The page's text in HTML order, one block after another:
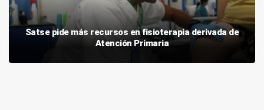
Satse pide más recursos en fisioterapia derivada de
Atención Primaria